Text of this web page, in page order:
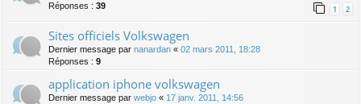
Réponses : 39 1 2
Sites officiels Volkswagen
Dernier message par nanardan « 02 mars 2011, 18:28
Réponses : 9
application iphone volkswagen
Dernier message par webjo « 17 janv. 2011, 14:56